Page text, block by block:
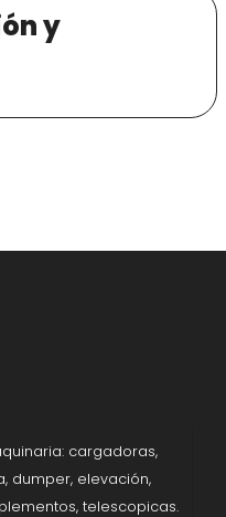
y
cargadoras,
dumper, elevación,
telescopicas.